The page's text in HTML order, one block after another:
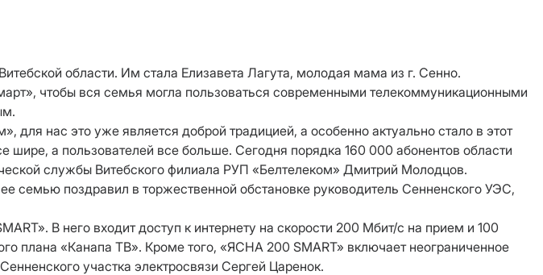
области. Им стала Елизавета Лагута, молодая мама из г. Сенно.
чтобы вся семья могла пользоваться современными телекоммуникационными
нас это уже является доброй традицией, а особенно актуально стало в этот
а пользователей все больше. Сегодня порядка 160 000 абонентов области
службы Витебского филиала РУП «Белтелеком» Дмитрий Молодцов.
семью поздравил в торжественной обстановке руководитель Сенненского УЭС,
В него входит доступ к интернету на скорости 200 Мбит/с на прием и 100
плана «Канапа ТВ». Кроме того, «ЯСНА 200 SMART» включает неограниченное
участка электросвязи Сергей Царенок.